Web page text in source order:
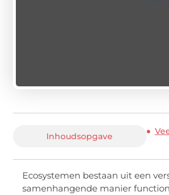
Inhoudsopgave
Ecosystemen bestaan uit een
samenhangende manier